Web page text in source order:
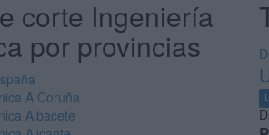
corte Ingeniería
por provincias
A Coruña
Albacete